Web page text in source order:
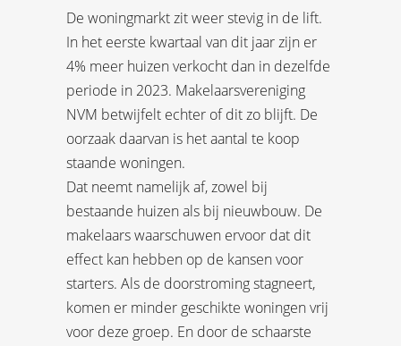
De woningmarkt zit weer stevig in de lift.
In het eerste kwartaal van dit jaar zijn er
4% meer huizen verkocht dan in dezelfde
periode in 2023. Makelaarsvereniging
NVM betwijfelt echter of dit zo blijft. De
oorzaak daarvan is het aantal te koop
staande woningen.
Dat neemt namelijk af, zowel bij
bestaande huizen als bij nieuwbouw. De
makelaars waarschuwen ervoor dat dit
effect kan hebben op de kansen voor
starters. Als de doorstroming stagneert,
komen er minder geschikte woningen vrij
voor deze groep. En door de schaarste